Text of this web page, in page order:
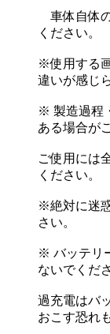
車体自体
ください。
※使用する
違いが感じ
※ 製造過程
ある場合が
ご使用には
ください。
※絶対に迷
さい。
※ バッテリ
ないでくだ
過充電はバ
おこす恐れ